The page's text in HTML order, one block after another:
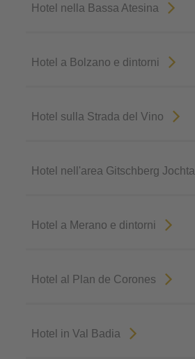
Hotel nella Bassa Atesina
Hotel a Bolzano e dintorni
Hotel sulla Strada del Vino
Hotel nell'area Gitschberg Jochtal
Hotel a Merano e dintorni
Hotel al Plan de Corones
Hotel in Val Badia